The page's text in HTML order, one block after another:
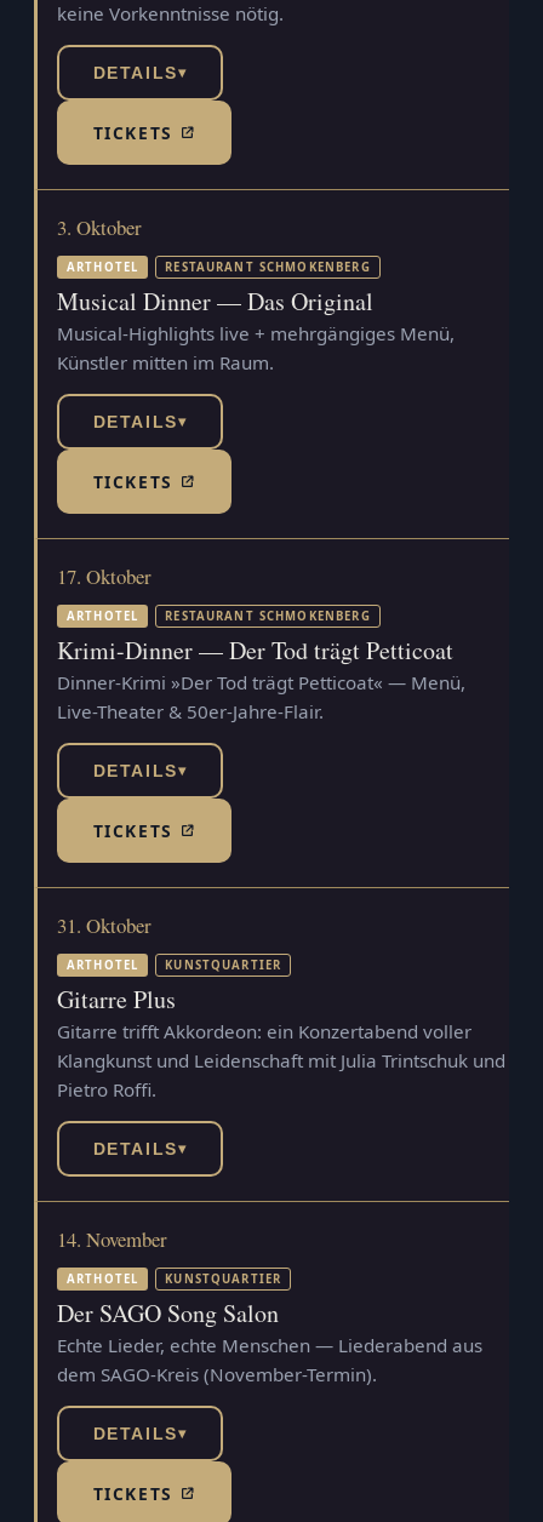
keine Vorkenntnisse nötig.
DETAILS▾
TICKETS(TICKETSHOP, ÖFFNET IN NEUEM TAB)
3. Oktober
ARTHOTEL RESTAURANT SCHMOKENBERG
Musical Dinner — Das Original
Musical-Highlights live + mehrgängiges Menü,
Künstler mitten im Raum.
DETAILS▾
TICKETS(TICKETSHOP, ÖFFNET IN NEUEM TAB)
17. Oktober
ARTHOTEL RESTAURANT SCHMOKENBERG
Krimi-Dinner — Der Tod trägt Petticoat
Dinner-Krimi »Der Tod trägt Petticoat« — Menü,
Live-Theater & 50er-Jahre-Flair.
DETAILS▾
TICKETS(TICKETSHOP, ÖFFNET IN NEUEM TAB)
31. Oktober
ARTHOTEL KUNSTQUARTIER
Gitarre Plus
Gitarre trifft Akkordeon: ein Konzertabend voller
Klangkunst und Leidenschaft mit Julia Trintschuk und
Pietro Roffi.
DETAILS▾
14. November
ARTHOTEL KUNSTQUARTIER
Der SAGO Song Salon
Echte Lieder, echte Menschen — Liederabend aus
dem SAGO-Kreis (November-Termin).
DETAILS▾
TICKETS(TICKETSHOP, ÖFFNET IN NEUEM TAB)